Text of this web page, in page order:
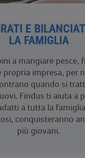
E
LA FAMIGLIA
a mangiare pesce,
propria impresa, per
quando si
Findus ti aiuta a
a tutta la
conquisteranno
più giovani.